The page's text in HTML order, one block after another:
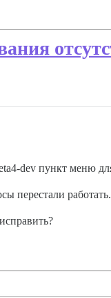
dev пункт меню
перестали работать.